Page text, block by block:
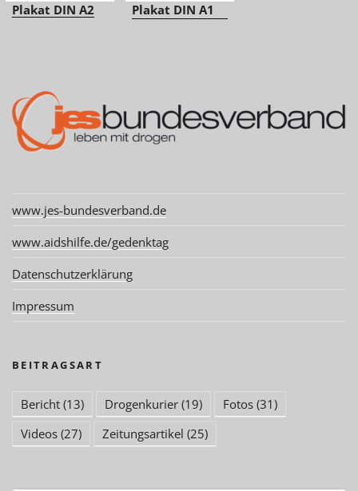
Plakat DIN A2 Plakat DIN A1
www.jes-bundesverband.de
www.aidshilfe.de/gedenktag
Datenschutzerklärung
Impressum
BEITRAGSART
Bericht (13) Drogenkurier (19) Fotos (31)
Videos (27) Zeitungsartikel (25)